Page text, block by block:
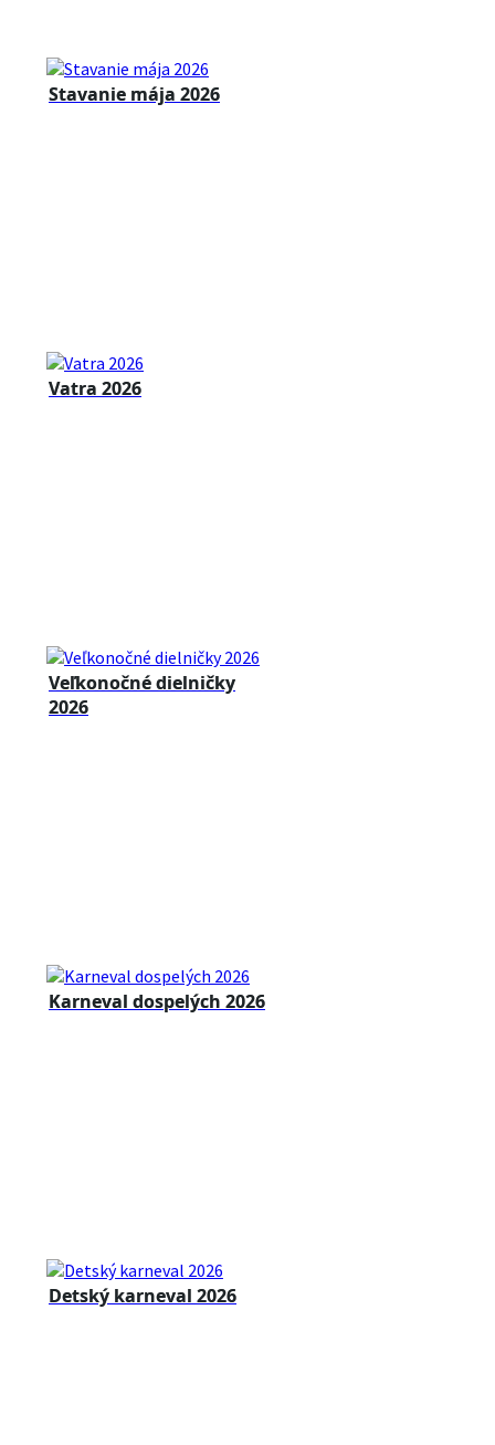
Stavanie mája 2026
Vatra 2026
Veľkonočné dielničky
2026
Karneval dospelých 2026
Detský karneval 2026